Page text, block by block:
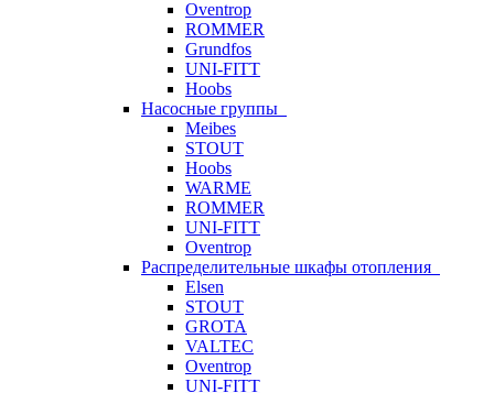
Oventrop
ROMMER
Grundfos
UNI-FITT
Hoobs
Насосные группы
Meibes
STOUT
Hoobs
WARME
ROMMER
UNI-FITT
Oventrop
Распределительные шкафы отопления
Elsen
STOUT
GROTA
VALTEC
Oventrop
UNI-FITT